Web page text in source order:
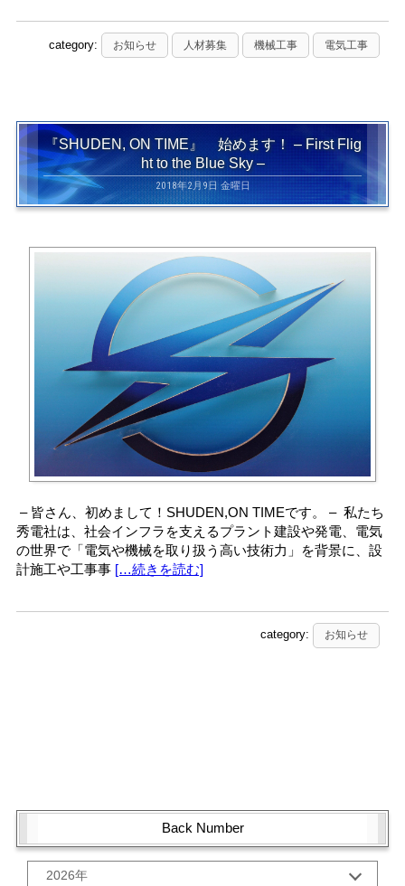
category: お知らせ 人材募集 機械工事 電気工事
『SHUDEN, ON TIME』 始めます！ – First Flig
ht to the Blue Sky –
2018年2月9日 金曜日
– 皆さん、初めまして！SHUDEN,ON TIMEです。 – 私たち
秀電社は、社会インフラを支えるプラント建設や発電、電気
の世界で「電気や機械を取り扱う高い技術力」を背景に、設
計施工や工事事 […続きを読む]
category: お知らせ
Back Number
2026年